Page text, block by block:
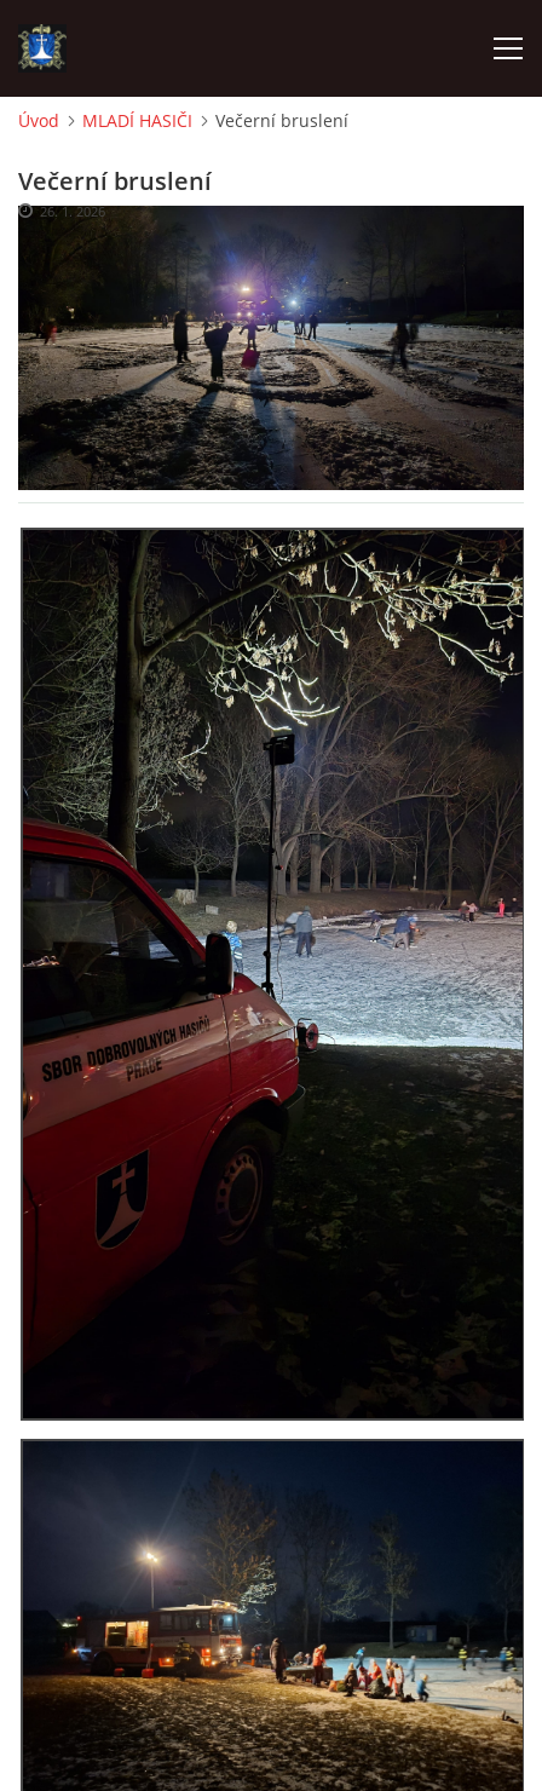
AKTUALITY
INFORMACE JEDNOTKY »
TECHNIKA
HYDRANTY
FOTOALBUM
MLADÍ HASIČI
PRO ČLENY (ZAMČENO)
KONTAKT
SDH Prace
PRACE
Vinohrádky 373
737361186 , 732851414
cenekji@seznam.cz
© 2026 eStránky.cz RSS Nahoru ↑
Úvod MLADÍ HASIČI Večerní bruslení
Večerní bruslení
26. 1. 2026